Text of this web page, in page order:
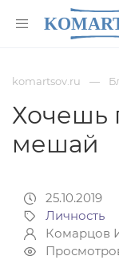
komartsov.ru
Хочешь
мешай
25.10.2019
Личность
Комарцов